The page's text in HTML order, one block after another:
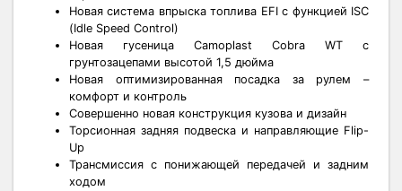
Новая система впрыска топлива EFI с функцией ISC
(Idle Speed Control)
Новая гусеница Camoplast Cobra WT с
грунтозацепами высотой 1,5 дюйма
Новая оптимизированная посадка за рулем –
комфорт и контроль
Совершенно новая конструкция кузова и дизайн
Торсионная задняя подвеска и направляющие Flip-
Up
Трансмиссия с понижающей передачей и задним
ходом